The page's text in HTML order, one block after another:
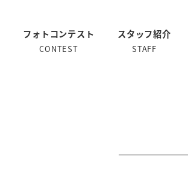
フォトコンテスト
CONTEST
スタッフ紹介
STAFF